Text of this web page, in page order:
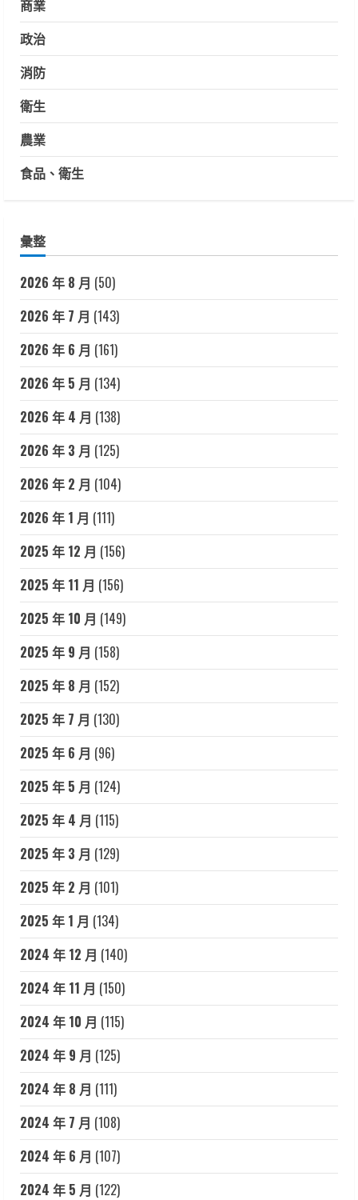
商業
政治
消防
衛生
農業
食品、衛生
彙整
2026 年 8 月 (50)
2026 年 7 月 (143)
2026 年 6 月 (161)
2026 年 5 月 (134)
2026 年 4 月 (138)
2026 年 3 月 (125)
2026 年 2 月 (104)
2026 年 1 月 (111)
2025 年 12 月 (156)
2025 年 11 月 (156)
2025 年 10 月 (149)
2025 年 9 月 (158)
2025 年 8 月 (152)
2025 年 7 月 (130)
2025 年 6 月 (96)
2025 年 5 月 (124)
2025 年 4 月 (115)
2025 年 3 月 (129)
2025 年 2 月 (101)
2025 年 1 月 (134)
2024 年 12 月 (140)
2024 年 11 月 (150)
2024 年 10 月 (115)
2024 年 9 月 (125)
2024 年 8 月 (111)
2024 年 7 月 (108)
2024 年 6 月 (107)
2024 年 5 月 (122)